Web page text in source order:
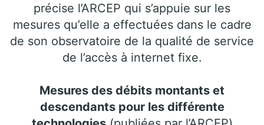
précise l’ARCEP qui s’appuie sur les
mesures qu’elle a effectuées dans le cadre
de son observatoire de la qualité de service
de l’accès à internet fixe.
Mesures des débits montants et
descendants pour les différente